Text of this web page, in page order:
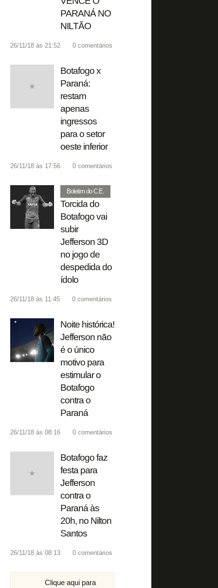
PARANÁ NO
NILTÃO
26/11/18 às 21:52 0 comentários
Botafogo x
Paraná:
restam
apenas
ingressos
para o setor
oeste inferior
26/11/18 às 17:56 0 comentários
Boletim do C.E.
Torcida do
Botafogo vai
subir
Jefferson 3D
no jogo de
despedida do
ídolo
26/11/18 às 11:45 0 comentários
Noite histórica!
Jefferson não
é o único
motivo para
estimular o
Botafogo
contra o
Paraná
26/11/18 às 08:16 0 comentários
Botafogo faz
festa para
Jefferson
contra o
Paraná às
20h, no Nilton
Santos
26/11/18 às 08:13 0 comentários
Clique aqui para